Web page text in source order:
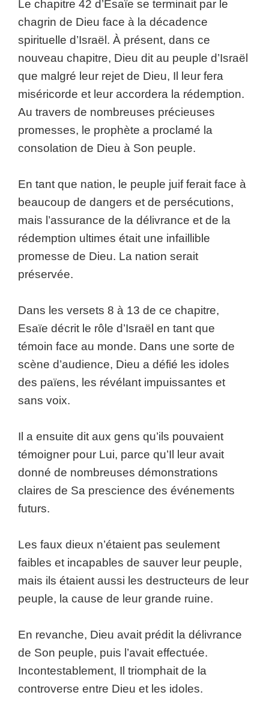
Le chapitre 42 d’Ésaïe se terminait par le
chagrin de Dieu face à la décadence
spirituelle d’Israël. À présent, dans ce
nouveau chapitre, Dieu dit au peuple d’Israël
que malgré leur rejet de Dieu, Il leur fera
miséricorde et leur accordera la rédemption.
Au travers de nombreuses précieuses
promesses, le prophète a proclamé la
consolation de Dieu à Son peuple.
En tant que nation, le peuple juif ferait face à
beaucoup de dangers et de persécutions,
mais l’assurance de la délivrance et de la
rédemption ultimes était une infaillible
promesse de Dieu. La nation serait
préservée.
Dans les versets 8 à 13 de ce chapitre,
Esaïe décrit le rôle d’Israël en tant que
témoin face au monde. Dans une sorte de
scène d’audience, Dieu a défié les idoles
des païens, les révélant impuissantes et
sans voix.
Il a ensuite dit aux gens qu’ils pouvaient
témoigner pour Lui, parce qu’Il leur avait
donné de nombreuses démonstrations
claires de Sa prescience des événements
futurs.
Les faux dieux n’étaient pas seulement
faibles et incapables de sauver leur peuple,
mais ils étaient aussi les destructeurs de leur
peuple, la cause de leur grande ruine.
En revanche, Dieu avait prédit la délivrance
de Son peuple, puis l’avait effectuée.
Incontestablement, Il triomphait de la
controverse entre Dieu et les idoles.